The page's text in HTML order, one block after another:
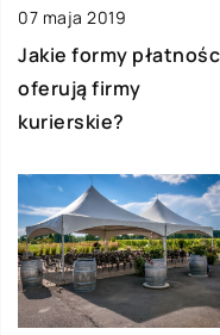
07 maja 2019
Jakie formy
oferują firmy
kurierskie?